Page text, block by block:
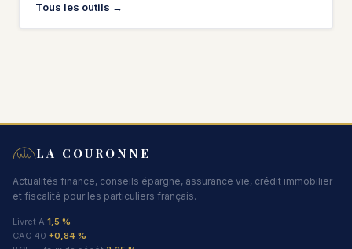
Tous les outils →
LA COURONNE
Actualités finance, conseils épargne, assurance vie, crédit immobilier
et fiscalité pour les particuliers français.
Livret A 1,5 %
CAC 40 +0,84 %